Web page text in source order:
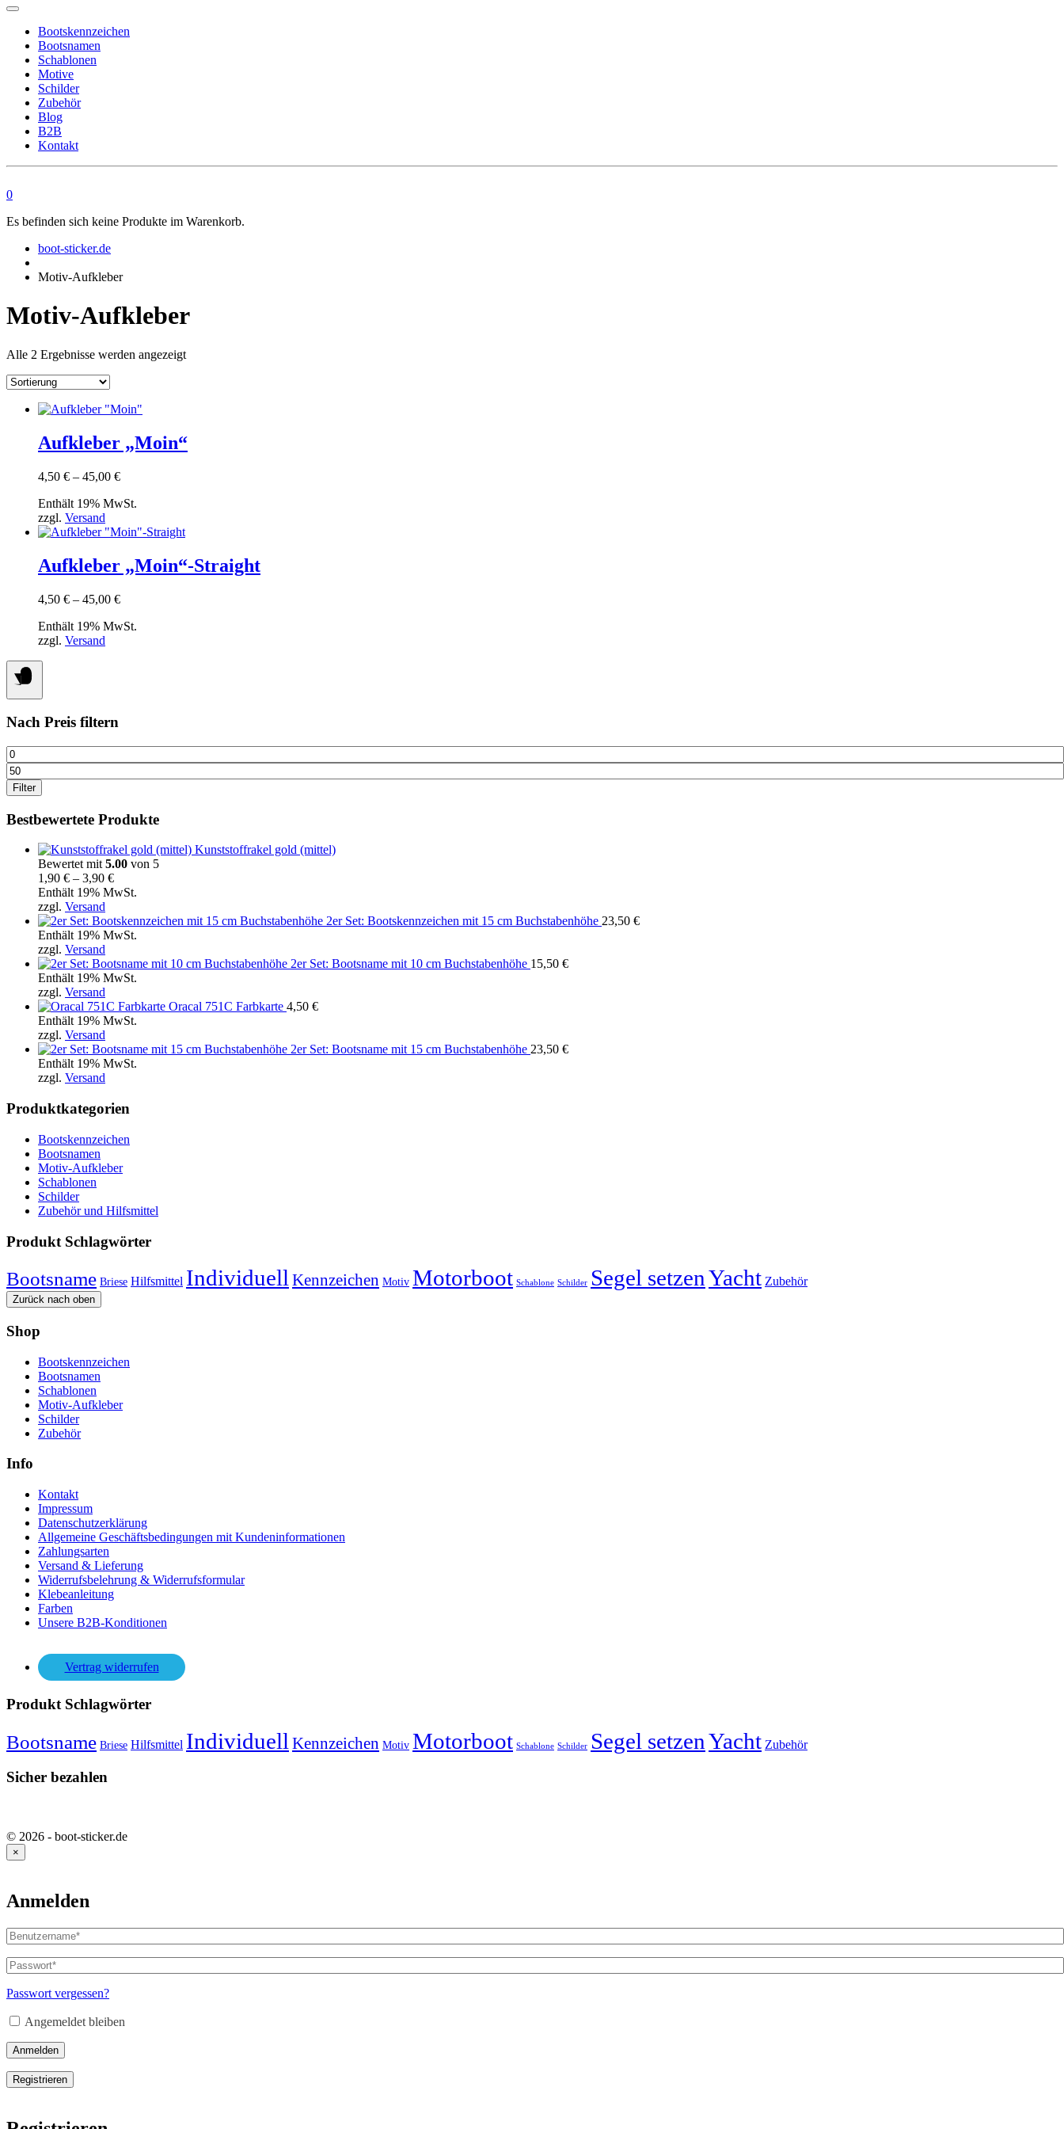
Bootskennzeichen
Bootsnamen
Schablonen
Motive
Schilder
Zubehör
Blog
B2B
Kontakt
0
Es befinden sich keine Produkte im Warenkorb.
boot-sticker.de
Motiv-Aufkleber
Motiv-Aufkleber
Alle 2 Ergebnisse werden angezeigt
Dieses
weist
mehrere
auf.
Optionen
können
auf
Produktseite
gewählt
werden
Aufkleber „Moin“
4,50 € – 45,00 €Preisspanne:
bis
Enthält 19% MwSt.
zzgl. Versand
Dieses
weist
mehrere
auf.
Optionen
können
auf
gewählt
werden
Aufkleber „Moin“-Straight
4,50 € – 45,00 €Preisspanne:
bis
Enthält 19% MwSt.
zzgl. Versand
Nach Preis filtern
Min.
Preis
Max.
Preis
Filter
Bestbewertete Produkte
Kunststoffrakel gold (mittel)
Bewertet mit 5.00 von 5
1,90 € – 3,90 €Preisspanne:
1,90 €
3,90 €
Enthält 19% MwSt.
zzgl. Versand
2er Set: Bootskennzeichen mit 15 cm Buchstabenhöhe 23,50 €
Enthält 19% MwSt.
zzgl. Versand
2er Set: Bootsname mit 10 cm Buchstabenhöhe 15,50 €
Enthält 19% MwSt.
zzgl. Versand
Oracal 751C Farbkarte 4,50 €
Enthält 19% MwSt.
zzgl. Versand
2er Set: Bootsname mit 15 cm Buchstabenhöhe 23,50 €
Enthält 19% MwSt.
zzgl. Versand
Produktkategorien
Bootskennzeichen
Bootsnamen
Motiv-Aufkleber
Schablonen
Schilder
Zubehör und Hilfsmittel
Produkt Schlagwörter
Bootsname Briese Hilfsmittel Individuell Kennzeichen Motiv Motorboot Schablone Schilder Segel setzenYacht Zubehör
Zurück nach oben
Shop
Bootskennzeichen
Bootsnamen
Schablonen
Motiv-Aufkleber
Schilder
Zubehör
Info
Kontakt
Impressum
Datenschutzerklärung
Allgemeine Geschäftsbedingungen mit Kundeninformationen
Zahlungsarten
Versand & Lieferung
Widerrufsbelehrung & Widerrufsformular
Klebeanleitung
Farben
Unsere B2B-Konditionen
Vertrag widerrufen
Produkt Schlagwörter
Bootsname Briese Hilfsmittel Individuell Kennzeichen Motiv Motorboot Schablone Schilder Segel setzenYacht Zubehör
Sicher bezahlen
© 2026 - boot-sticker.de
×
Anmelden
Benutzername
oder
E-
Mail-
Adresse*
Passwort*
Erforderlich
Passwort vergessen?
Angemeldet bleiben
Anmelden
Registrieren